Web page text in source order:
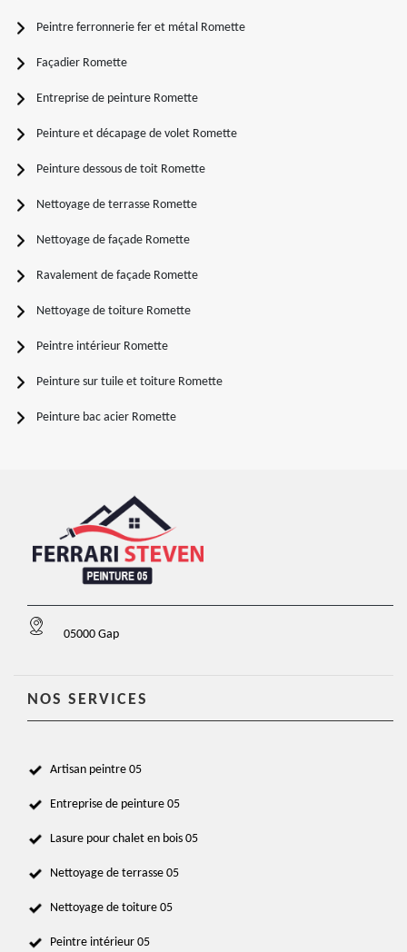
Peintre ferronnerie fer et métal Romette
Façadier Romette
Entreprise de peinture Romette
Peinture et décapage de volet Romette
Peinture dessous de toit Romette
Nettoyage de terrasse Romette
Nettoyage de façade Romette
Ravalement de façade Romette
Nettoyage de toiture Romette
Peintre intérieur Romette
Peinture sur tuile et toiture Romette
Peinture bac acier Romette
05000 Gap
NOS SERVICES
Artisan peintre 05
Entreprise de peinture 05
Lasure pour chalet en bois 05
Nettoyage de terrasse 05
Nettoyage de toiture 05
Peintre intérieur 05